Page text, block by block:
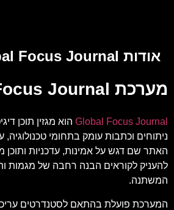
אודות Global Focus Journal
מערכת Global Focus Journal
Global Focus Journal הוא מגזין תוכן
ניתוחים וכתבות עומק בתחומי
האתר שם דגש על אמינות, עדכניות
להעניק לקוראים הבנה רחבה של מגמות
המשתנה.
המערכת פועלת בהתאם לסטנדרטים